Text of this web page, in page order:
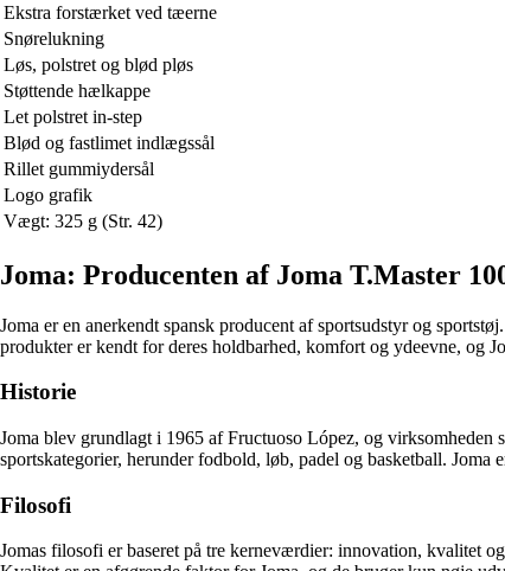
Ekstra forstærket ved tæerne
Snørelukning
Løs, polstret og blød pløs
Støttende hælkappe
Let polstret in-step
Blød og fastlimet indlægssål
Rillet gummiydersål
Logo grafik
Vægt: 325 g (Str. 42)
Joma: Producenten af Joma T.Master
Joma er en anerkendt spansk producent af sportsudstyr og
produkter er kendt for deres holdbarhed, komfort og ydeevne, og
Historie
Joma blev grundlagt i 1965 af Fructuoso López, og virksomheden
sportskategorier, herunder fodbold, løb, padel og basketball.
Filosofi
Jomas filosofi er baseret på tre kerneværdier: innovation, kvalitet